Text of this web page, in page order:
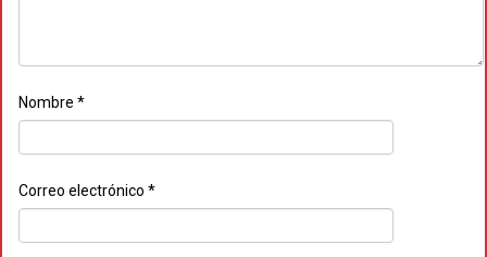
Nombre *
Correo electrónico *